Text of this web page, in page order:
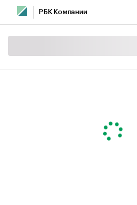
РБК Компании